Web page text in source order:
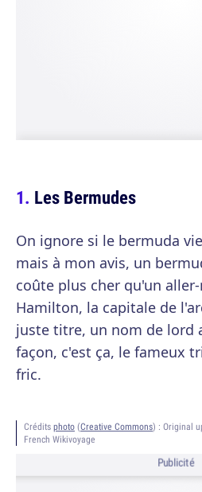
Les Bermudes
On ignore si le bermuda
mais à mon avis, un
coûte plus cher qu'un
Hamilton, la capitale de
juste titre, un nom de lord
façon, c'est ça, le fameux
fric.
Crédits photo (Creative Commons) : Original
French Wikivoyage
Publicité